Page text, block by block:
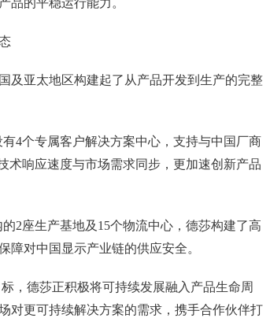
品的平稳运行能力。
及亚太地区构建起了从产品开发到生产的完整
4个专属客户解决方案中心，支持与中国厂商
术响应速度与市场需求同步，更加速创新产品
2座生产基地及15个物流中心，德莎构建了高
障对中国显示产业链的供应安全。
，德莎正积极将可持续发展融入产品生命周
对更可持续解决方案的需求，携手合作伙伴打